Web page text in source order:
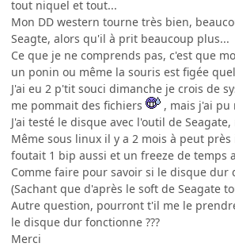
tout niquel et tout...
Mon DD western tourne très bien,
Seagte, alors qu'il à prit beaucoup plus...
Ce que je ne comprends pas, c'est que
un ponin ou même la souris est figée
J'ai eu 2 p'tit souci dimanche je crois de
me pommait des fichiers
, mais j'ai pu
J'ai testé le disque avec l'outil de Seagate,
Même sous linux il y a 2 mois à peut
foutait 1 bip aussi et un freeze de temps
Comme faire pour savoir si le disque dur
(Sachant que d'après le soft de Seagate
Autre question, pourront t'il me le
le disque dur fonctionne ???
Merci